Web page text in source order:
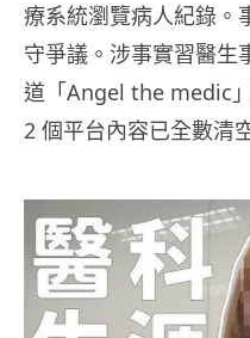
療系統瀏覽病人紀錄。
守爭議。涉事實習醫生
道「Angel the medic
2 個平台內容已全數清